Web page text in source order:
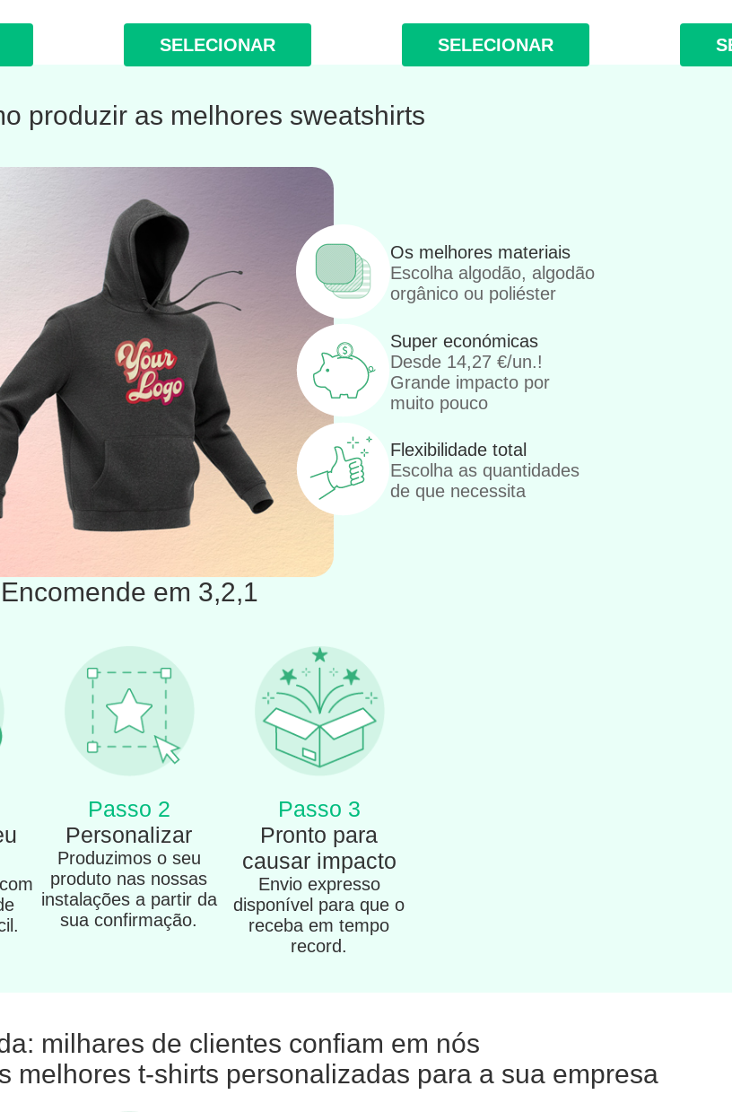
SELECIONAR SELECIONAR
produzir as melhores sweatshirts
Os melhores materiais
Escolha algodão, algodão
orgânico ou poliéster
Super económicas
Desde 14,27 €/un.!
Grande impacto por
muito pouco
Flexibilidade total
Escolha as quantidades
de que necessita
Encomende em 3,2,1
Passo 2
Personalizar
Produzimos o seu
produto nas nossas
instalações a partir da
sua confirmação.
Passo 3
Pronto para
causar impacto
Envio expresso
disponível para que o
receba em tempo
record.
milhares de clientes confiam em nós
melhores t-shirts personalizadas para a sua empresa